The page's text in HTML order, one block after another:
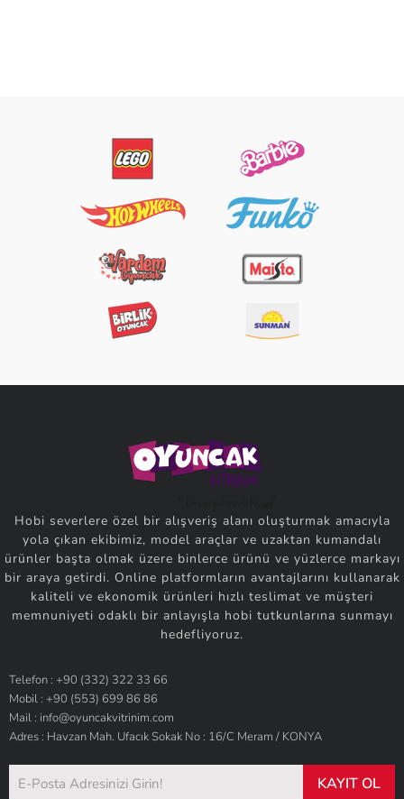
Hobi severlere özel bir alışveriş alanı oluşturmak amacıyla
yola çıkan ekibimiz, model araçlar ve uzaktan kumandalı
ürünler başta olmak üzere binlerce ürünü ve yüzlerce markayı
bir araya getirdi. Online platformların avantajlarını kullanarak
kaliteli ve ekonomik ürünleri hızlı teslimat ve müşteri
memnuniyeti odaklı bir anlayışla hobi tutkunlarına sunmayı
hedefliyoruz.
Telefon : +90 (332) 322 33 66
Mobil : +90 (553) 699 86 86
Mail : info@oyuncakvitrinim.com
Adres : Havzan Mah. Ufacık Sokak No : 16/C Meram / KONYA
KAYIT OL